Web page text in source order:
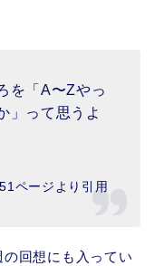
を「A〜Zやっ
」って思うよ
ページより引用
回想にも入ってい